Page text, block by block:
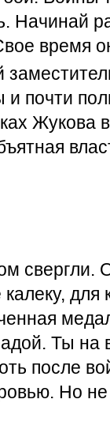
Начинай
время
почти
Жукова
свергли.
для
Ты на
после
Но